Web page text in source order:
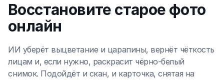
Восстановите старое фото
онлайн
ИИ уберёт выцветание и царапины, вернёт чёткость
лицам и, если нужно, раскрасит чёрно-белый
снимок. Подойдёт и скан, и карточка, снятая на